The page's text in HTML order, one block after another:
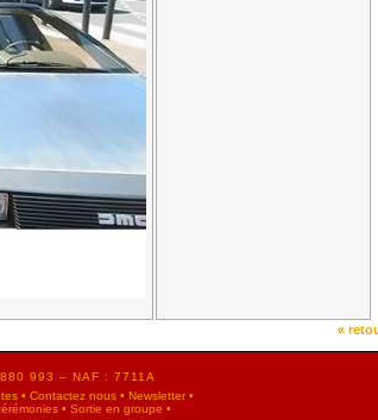
«
993 – NAF : 7711A
• Contactez nous • Newsletter •
• Sortie en groupe •